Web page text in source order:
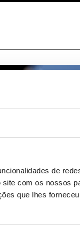
de
com os nossos
que lhes
Ataque russo
provocou oito